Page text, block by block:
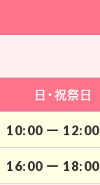
日・祝祭日
10:00 ー 12:00
16:00 ー 18:00